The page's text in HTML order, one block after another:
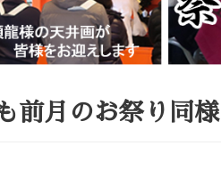
前月のお祭り同